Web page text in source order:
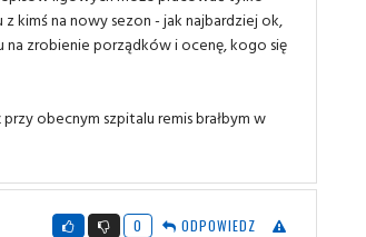
kimś na nowy sezon - jak najbardziej ok,
zrobienie porządków i ocenę, kogo się
obecnym szpitalu remis brałbym w
0 ODPOWIEDZ